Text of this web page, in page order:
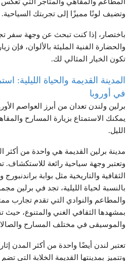
المطاعم والمقاهي والمتاجر التي تعكس
وتضيف لونًا مميزًا إلى تجربتك السياحية.
باختصار، إذا كنت تبحث عن وجهة سفر
والحضارة الفنية المليئة بالألوان، فإن
تكون الخيار المثالي لك.
المدينة القديمة والحياة الليلية:
في أوروبا
برلين ولندن تعدان من أبرز العواصم
يمكنك الاستمتاع بزيارة المسارح
الليل.
مدينة برلين القديمة هي واحدة من أكثر
وتعتبر وجهة سياحية رائعة للاستكشاف.
الثقافية والتاريخية مثل بوابة
بالنسبة لحياة الليلية، تجد في برلين
والمطاعم والنوادي التي تقدم تجارب
بمشهدها الثقافي الغني والمتنوع، حيث
والموسيقى في مختلف المسارح
تعتبر لندن أيضًا واحدة من أكثر المدن
وتتميز بمدينتها القديمة الخلابة التي